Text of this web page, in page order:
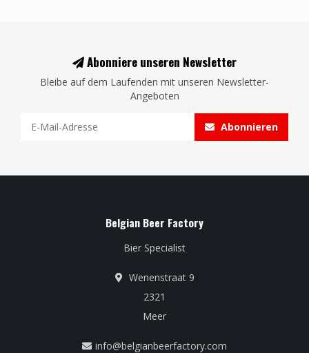
Abonniere unseren Newsletter
Bleibe auf dem Laufenden mit unseren Newsletter-
Angeboten
Abonnieren
Belgian Beer Factory
Bier Specialist
Wenenstraat 9
2321
Meer
info@belgianbeerfactory.com